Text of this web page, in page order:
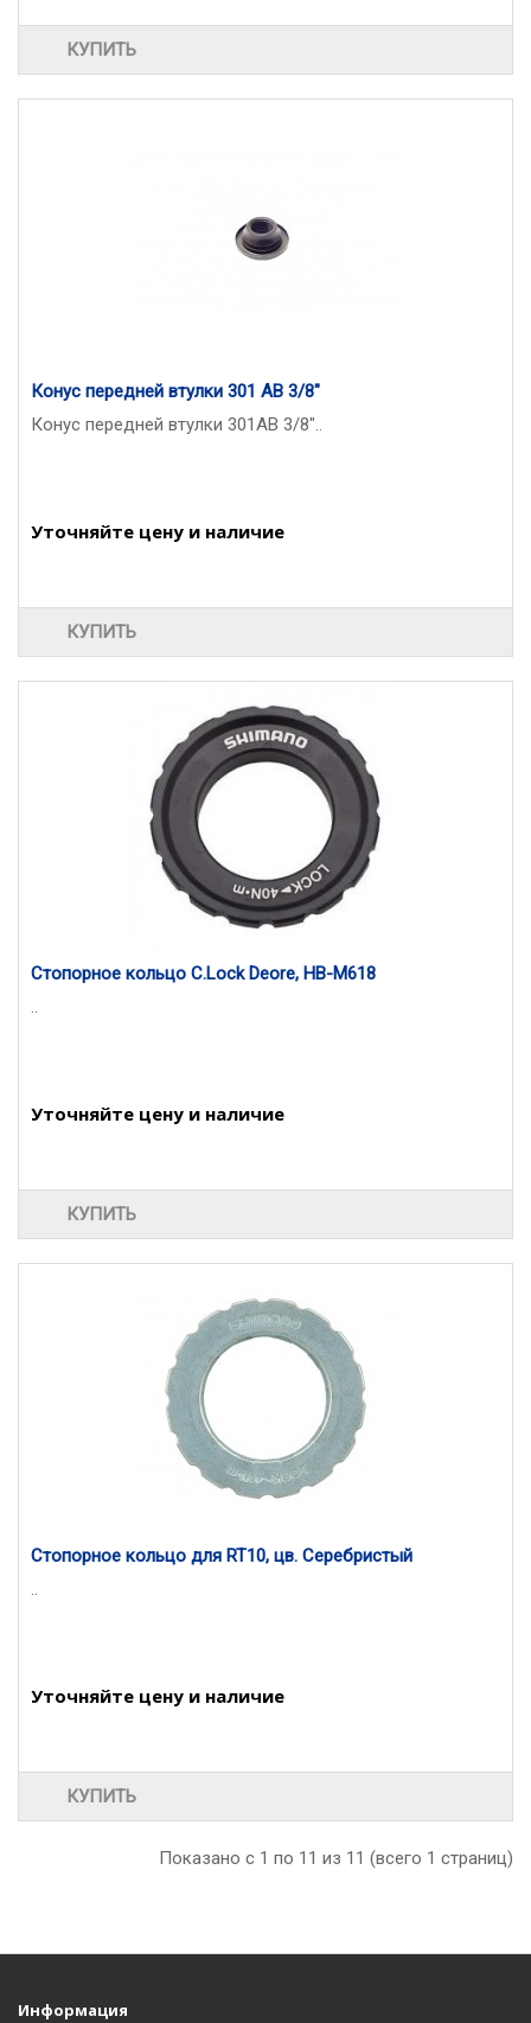
КУПИТЬ
Конус передней втулки 301 АВ 3/8"
Конус передней втулки 301АВ 3/8"..
Уточняйте цену и наличие
КУПИТЬ
Стопорное кольцо C.Lock Deore, HB-M618
..
Уточняйте цену и наличие
КУПИТЬ
Стопорное кольцо для RT10, цв. Серебристый
..
Уточняйте цену и наличие
КУПИТЬ
Показано с 1 по 11 из 11 (всего 1 страниц)
Информация